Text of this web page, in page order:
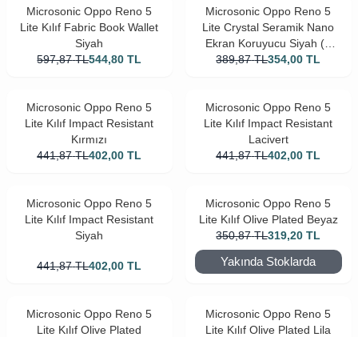
Microsonic Oppo Reno 5
Lite Kılıf Fabric Book Wallet
Siyah
597,87 TL544,80 TL
Microsonic Oppo Reno 5
Lite Crystal Seramik Nano
Ekran Koruyucu Siyah (2
Adet)
389,87 TL354,00 TL
Microsonic Oppo Reno 5
Lite Kılıf Impact Resistant
Kırmızı
441,87 TL402,00 TL
Microsonic Oppo Reno 5
Lite Kılıf Impact Resistant
Lacivert
441,87 TL402,00 TL
Microsonic Oppo Reno 5
Lite Kılıf Impact Resistant
Siyah
441,87 TL402,00 TL
Microsonic Oppo Reno 5
Lite Kılıf Olive Plated Beyaz
350,87 TL319,20 TL
Yakında Stoklarda
Microsonic Oppo Reno 5
Lite Kılıf Olive Plated
Microsonic Oppo Reno 5
Lite Kılıf Olive Plated Lila